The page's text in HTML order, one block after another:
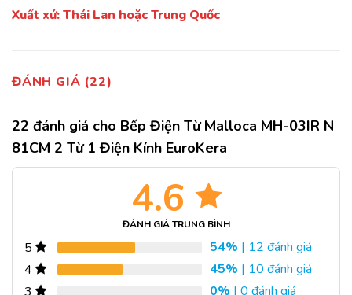
Xuất xứ: Thái Lan hoặc Trung Quốc
ĐÁNH GIÁ (22)
22 đánh giá cho Bếp Điện Từ Malloca MH-03IR N
81CM 2 Từ 1 Điện Kính EuroKera
4.6
ĐÁNH GIÁ TRUNG BÌNH
5 54% | 12 đánh giá
4
45% | 10 đánh giá
0% | 0 đánh giá